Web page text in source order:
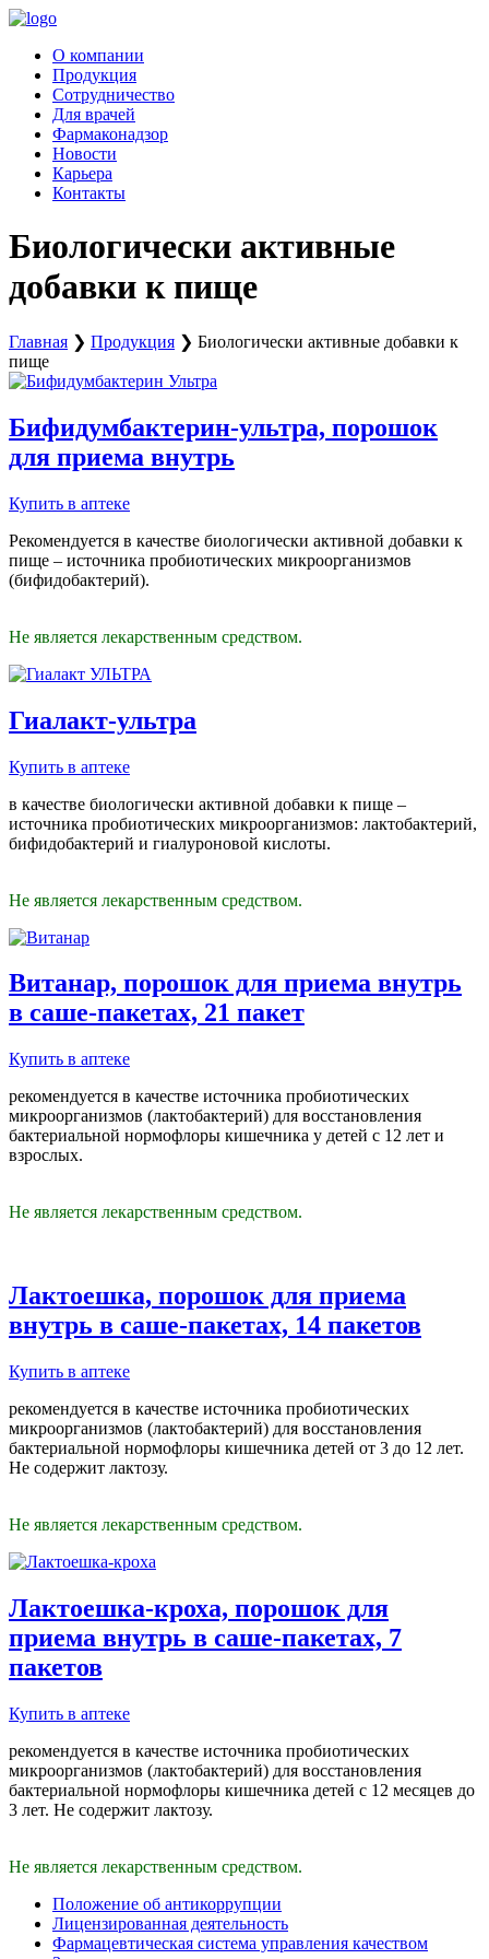
Перейти
содержимому
О компании
Продукция
Сотрудничество
Для врачей
Фармаконадзор
Новости
Карьера
Контакты
Биологически активные
добавки к пище
Главная ❯ Продукция ❯ Биологически активные добавки к
пище
Бифидумбактерин-ультра, порошок
для приема внутрь
Купить в аптеке
Рекомендуется в качестве биологически активной добавки к
пище – источника пробиотических микроорганизмов
(бифидобактерий).
Не является лекарственным средством.
Гиалакт-ультра
Купить в аптеке
в качестве биологически активной добавки к пище –
источника пробиотических микроорганизмов: лактобактерий,
бифидобактерий и гиалуроновой кислоты.
Не является лекарственным средством.
Витанар, порошок для приема внутрь
в саше-пакетах, 21 пакет
Купить в аптеке
рекомендуется в качестве источника пробиотических
микроорганизмов (лактобактерий) для восстановления
бактериальной нормофлоры кишечника у детей с 12 лет и
взрослых.
Не является лекарственным средством.
Лактоешка, порошок для приема
внутрь в саше-пакетах, 14 пакетов
Купить в аптеке
рекомендуется в качестве источника пробиотических
микроорганизмов (лактобактерий) для восстановления
бактериальной нормофлоры кишечника детей от 3 до 12 лет.
Не содержит лактозу.
Не является лекарственным средством.
Лактоешка-кроха, порошок для
приема внутрь в саше-пакетах, 7
пакетов
Купить в аптеке
рекомендуется в качестве источника пробиотических
микроорганизмов (лактобактерий) для восстановления
бактериальной нормофлоры кишечника детей с 12 месяцев до
3 лет. Не содержит лактозу.
Не является лекарственным средством.
Положение об антикоррупции
Лицензированная деятельность
Фармацевтическая система управления качеством